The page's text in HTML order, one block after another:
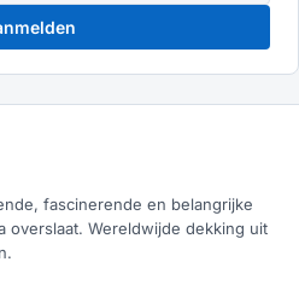
fascinerende en belangrijke
overslaat. Wereldwijde dekking uit